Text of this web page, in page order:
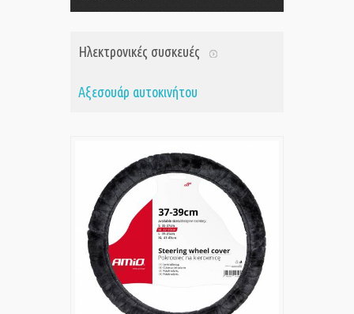
Ηλεκτρονικές συσκευές
Αξεσουάρ αυτοκινήτου